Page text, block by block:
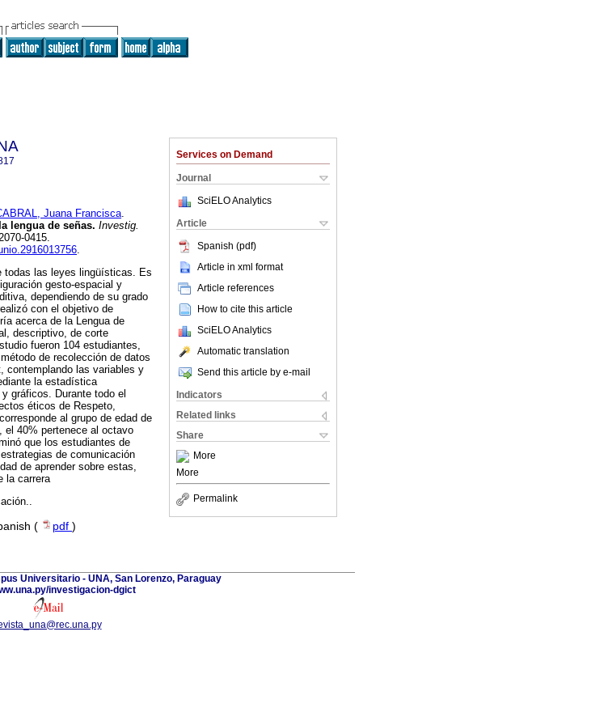
Services on Demand
Journal
SciELO Analytics
Article
Spanish (pdf)
Article in xml format
Article references
How to cite this article
SciELO Analytics
Automatic translation
Send this article by e-mail
Indicators
Related links
Share
More
More
Permalink
Juana Francisca.
lengua de señas. Investig.
0415.
.
todas las leyes lingüísticas. Es
gesto-espacial y
dependiendo de su grado
con el objetivo de
acerca de la Lengua de
descriptivo, de corte
fueron 104 estudiantes,
de recolección de datos
contemplando las variables y
la estadística
gráficos. Durante todo el
éticos de Respeto,
al grupo de edad de
el 40% pertenece al octavo
que los estudiantes de
de comunicación
de aprender sobre estas,
la carrera
( pdf )
Universitario - UNA, San Lorenzo, Paraguay
investigacion-dgict